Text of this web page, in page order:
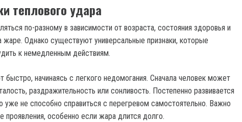
теплового удара
по-разному в зависимости от возраста, состояния здоровья и
жаре. Однако существуют универсальные признаки, которые
к немедленным действиям.
начинаясь с легкого недомогания. Сначала человек может
раздражительность или сонливость. Постепенно развивается
уже не способно справиться с перегревом самостоятельно. Важно
проявления, особенно если жара длится долго.